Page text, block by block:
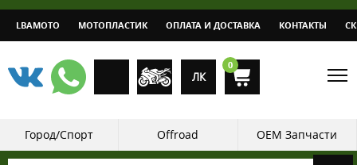
LBAMOTO МОТОПЛАСТИК ОПЛАТА И ДОСТАВКА КОНТАКТЫ
ЛК
0
Город/Спорт Offroad OEM Запчасти